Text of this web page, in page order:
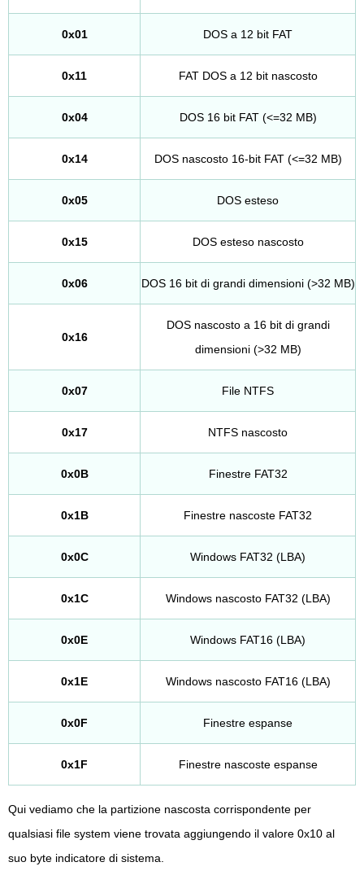
0x01 DOS a 12 bit FAT
0x11 FAT DOS a 12 bit nascosto
0x04 DOS 16 bit FAT (<=32 MB)
0x14 DOS nascosto 16-bit FAT (<=32 MB)
0x05 DOS esteso
0x15 DOS esteso nascosto
0x06 DOS 16 bit di grandi dimensioni (>32 MB)
0x16
DOS nascosto a 16 bit di grandi
dimensioni (>32 MB)
0x07 File NTFS
0x17 NTFS nascosto
0x0B Finestre FAT32
0x1B Finestre nascoste FAT32
0x0C Windows FAT32 (LBA)
0x1C Windows nascosto FAT32 (LBA)
0x0E Windows FAT16 (LBA)
0x1E Windows nascosto FAT16 (LBA)
0x0F Finestre espanse
0x1F Finestre nascoste espanse
Qui vediamo che la partizione nascosta corrispondente per
qualsiasi file system viene trovata aggiungendo il valore 0x10 al
suo byte indicatore di sistema.